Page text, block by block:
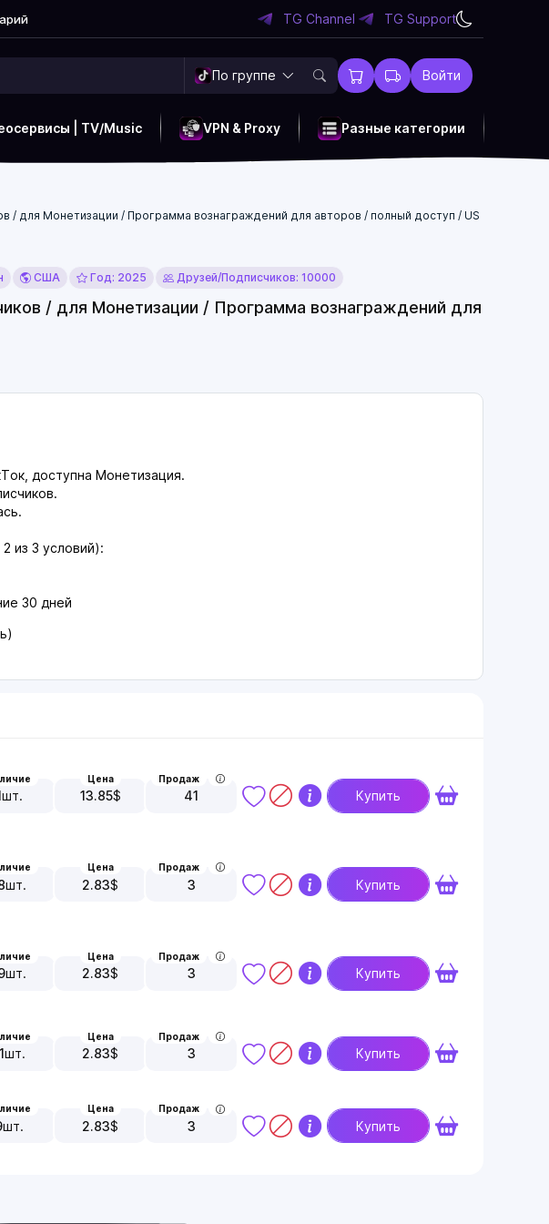
TG Channel TG Support
По группе Войти
| TV/Music VPN & Proxy Разные категории
/ для Монетизации / Программа вознаграждений для авторов / полный доступ / US
США Год: 2025 Друзей/Подписчиков: 10000
/ для Монетизации / Программа вознаграждений для
доступна Монетизация.
из 3 условий):
30 дней
шт.
Цена
13.85$
Продаж
41 Купить
шт.
Цена
2.83$
Продаж
3 Купить
шт.
Цена
2.83$
Продаж
3 Купить
шт.
Цена
2.83$
Продаж
3 Купить
шт.
Цена
2.83$
Продаж
3 Купить